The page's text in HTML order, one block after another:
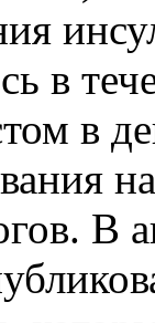
в
в
В